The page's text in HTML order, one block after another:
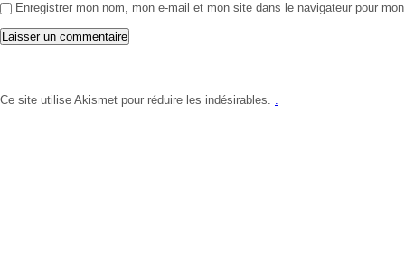
Enregistrer mon nom, mon e-mail et mon site dans le navigateur pour
Ce site utilise Akismet pour réduire les indésirables. .